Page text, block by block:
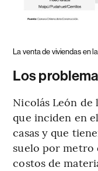
La venta de viviendas en
Los
Nicolás León de
que inciden en
casas y que
suelo por metro
costos de